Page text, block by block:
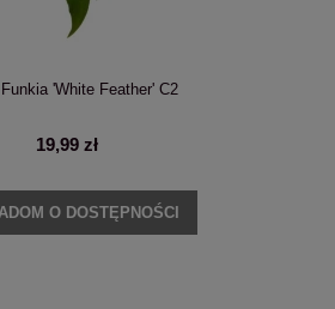
'White Feather' C2
19,99 zł
O DOSTĘPNOŚCI